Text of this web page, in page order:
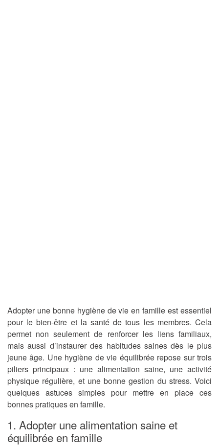
Adopter une bonne hygiène de vie en famille est essentiel
pour le bien-être et la santé de tous les membres. Cela
permet non seulement de renforcer les liens familiaux,
mais aussi d’instaurer des habitudes saines dès le plus
jeune âge. Une hygiène de vie équilibrée repose sur trois
piliers principaux : une alimentation saine, une activité
physique régulière, et une bonne gestion du stress. Voici
quelques astuces simples pour mettre en place ces
bonnes pratiques en famille.
1. Adopter une alimentation saine et
équilibrée en famille